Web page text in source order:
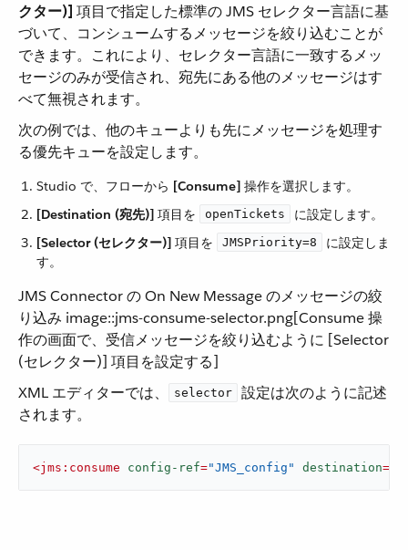
クター)] ​ 項目で指定した標準の JMS セレクター言語に基
づいて、コンシュームするメッセージを絞り込むことが
できます。これにより、セレクター言語に一致するメッ
セージのみが受信され、宛先にある他のメッセージはす
べて無視されます。
次の例では、他のキューよりも先にメッセージを処理す
る優先キューを設定します。
Studio で、フローから ​ [Consume] ​ 操作を選択します。
[Destination (宛先)] ​ 項目を ​ openTickets
​ に設定します。
[Selector (セレクター)] ​ 項目を ​ JMSPriority=8
​ に設定しま
す。
JMS Connector の On New Message のメッセージの絞
り込み image::jms-consume-selector.png[Consume 操
作の画面で、受信メッセージを絞り込むように [Selector
(セレクター)] 項目を設定する]
XML エディターでは、​
selector
​ 設定は次のように記述
されます。
<jms:consume config-ref="JMS_config" destination=